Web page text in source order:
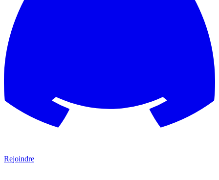
Rejoindre